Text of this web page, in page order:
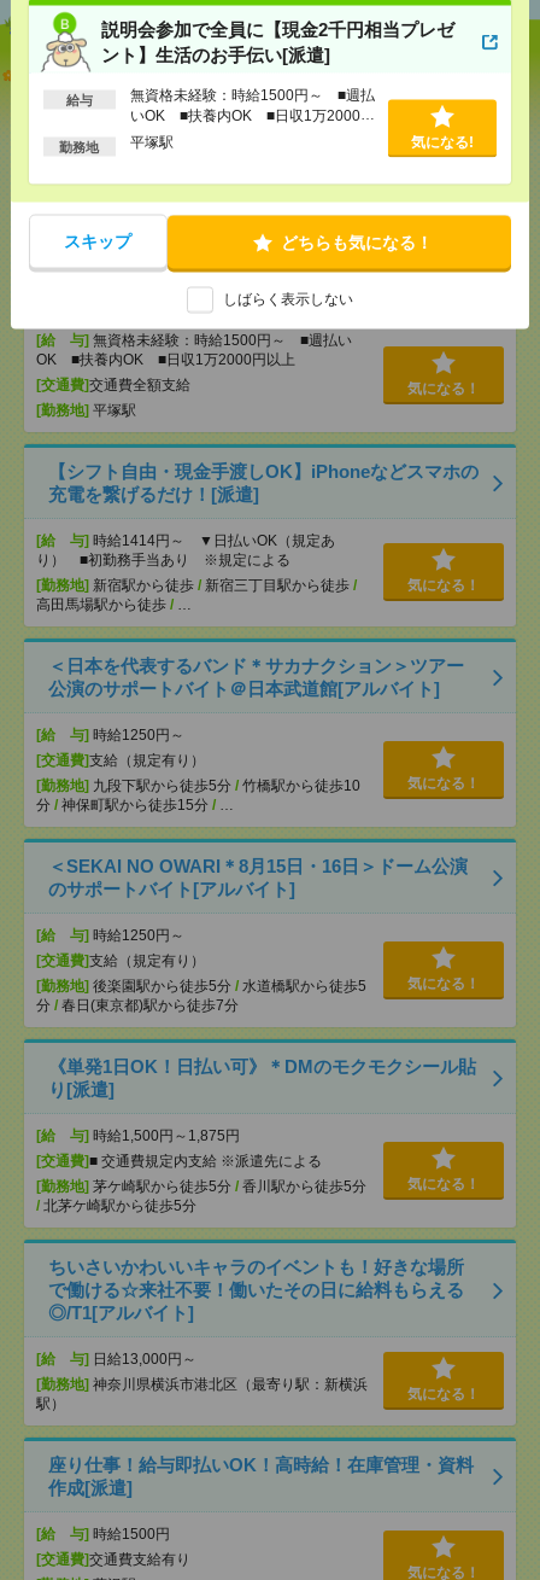
説明会参加で全員に【現金2千円相当プレゼ
ント】生活のお手伝い[派遣]
給与
無資格未経験：時給1500円～ ■週払
いOK ■扶養内OK ■日収1万2000円
以上
勤務地 平塚駅 気になる!
スキップ どちらも気になる！
しばらく表示しない
【オープニング募集】おばあちゃんのお散歩付き添
いも仕事の1つ[派遣]
[給 与]無資格未経験：時給1500円～ ■週払い
OK ■扶養内OK ■日収1万2000円以上
[交通費]交通費全額支給
気になる！
説明会参加で全員に【現金2千円相当プレゼント】生
活のお手伝い[派遣]
[給 与] 無資格未経験：時給1500円～ ■週払い
OK ■扶養内OK ■日収1万2000円以上
[交通費]交通費全額支給
[勤務地] 平塚駅
気になる！
【シフト自由・現金手渡しOK】iPhoneなどスマホの
充電を繋げるだけ！[派遣]
[給 与] 時給1414円～ ▼日払いOK（規定あ
り） ■初勤務手当あり ※規定による
[勤務地] 新宿駅から徒歩 / 新宿三丁目駅から徒歩 /
高田馬場駅から徒歩 / …
気になる！
＜日本を代表するバンド＊サカナクション＞ツアー
公演のサポートバイト＠日本武道館[アルバイト]
[給 与] 時給1250円～
[交通費]支給（規定有り）
[勤務地] 九段下駅から徒歩5分 / 竹橋駅から徒歩10
分 / 神保町駅から徒歩15分 / …
気になる！
＜SEKAI NO OWARI＊8月15日・16日＞ドーム公演
のサポートバイト[アルバイト]
[給 与] 時給1250円～
[交通費]支給（規定有り）
[勤務地] 後楽園駅から徒歩5分 / 水道橋駅から徒歩5
分 / 春日(東京都)駅から徒歩7分
気になる！
《単発1日OK！日払い可》＊DMのモクモクシール貼
り[派遣]
[給 与] 時給1,500円～1,875円
[交通費]■ 交通費規定内支給 ※派遣先による
[勤務地] 茅ケ崎駅から徒歩5分 / 香川駅から徒歩5分
/ 北茅ケ崎駅から徒歩5分
気になる！
ちいさいかわいいキャラのイベントも！好きな場所
で働ける☆来社不要！働いたその日に給料もらえる
◎/T1[アルバイト]
[給 与] 日給13,000円～
[勤務地] 神奈川県横浜市港北区（最寄り駅：新横浜
駅）
気になる！
座り仕事！給与即払いOK！高時給！在庫管理・資料
作成[派遣]
[給 与] 時給1500円
[交通費]交通費支給有り
気になる！